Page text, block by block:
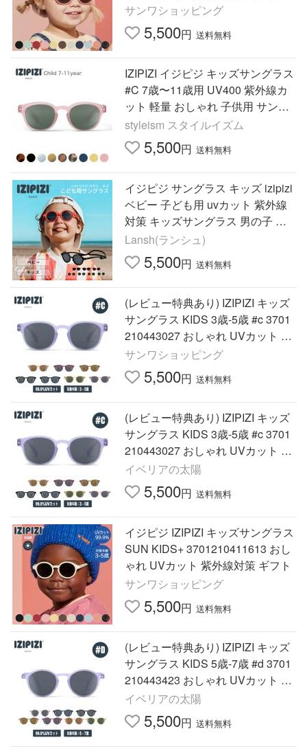
サンワショッピング
5,500円 送料無料
IZIPIZI イジピジ キッズサングラス
#C 7歳〜11歳用 UV400 紫外線カ
ット 軽量 おしゃれ 子供用 サング
ラス キッズアイウェア フランスブ
ランド 軽量 通学 旅行
styleism スタイルイズム
5,500円 送料無料
イジピジ サングラス キッズ izipizi
ベビー 子ども用 uvカット 紫外線
対策 キッズサングラス 男の子 女
の子 軽量 度なし 誕生日 プレゼン
ト ギフト
Lansh(ランシュ)
5,500円 送料無料
(レビュー特典あり) IZIPIZI キッズ
サングラス KIDS 3歳-5歳 #c 3701
210443027 おしゃれ UVカット 紫
外線対策 ギフト
サンワショッピング
5,500円 送料無料
(レビュー特典あり) IZIPIZI キッズ
サングラス KIDS 3歳-5歳 #c 3701
210443027 おしゃれ UVカット 紫
外線対策 ギフト
イベリアの太陽
5,500円 送料無料
イジピジ IZIPIZI キッズサングラス
SUN KIDS+ 3701210411613 おし
ゃれ UVカット 紫外線対策 ギフト
サンワショッピング
5,500円 送料無料
(レビュー特典あり) IZIPIZI キッズ
サングラス KIDS 5歳-7歳 #d 3701
210443423 おしゃれ UVカット 紫
外線対策 ギフト
イベリアの太陽
5,500円 送料無料